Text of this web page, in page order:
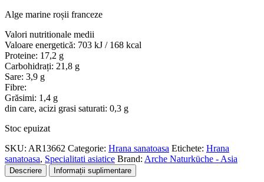
Alge marine roșii franceze
Valori nutritionale medii
Valoare energetică: 703 kJ / 168 kcal
Proteine: 17,2 g
Carbohidrați: 21,8 g
Sare: 3,9 g
Fibre:
Grăsimi: 1,4 g
din care, acizi grasi saturati: 0,3 g
Stoc epuizat
SKU: AR13662 Categorie: Hrana sanatoasa Etichete: Hrana
sanatoasa, Specialitati asiatice Brand: Arche Naturküche - Asia
Descriere Informații suplimentare